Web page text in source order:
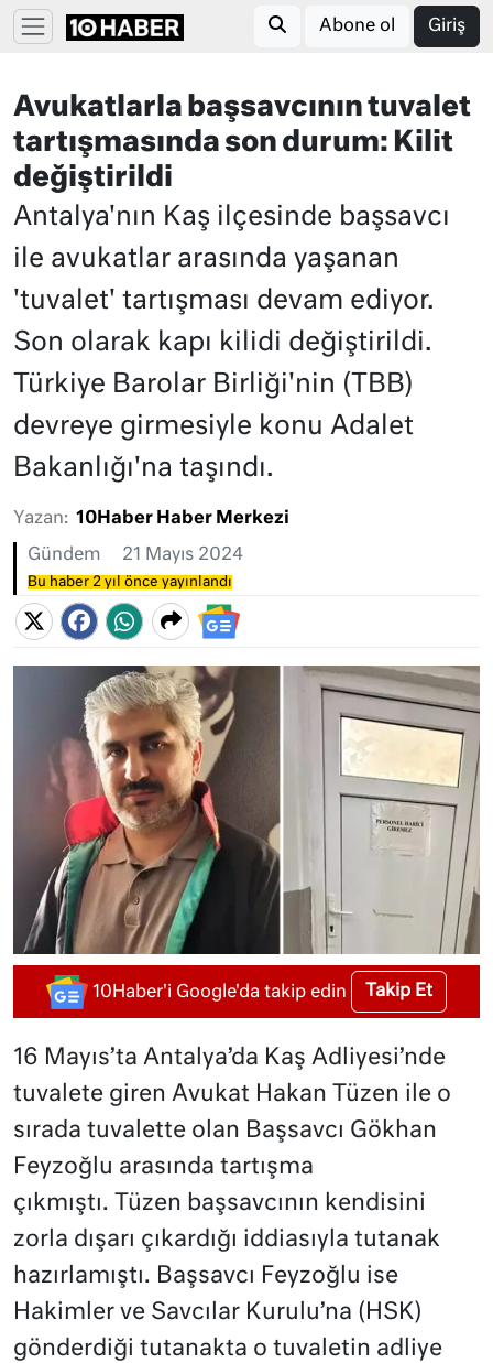
Abone ol Giriş
Avukatlarla başsavcının tuvalet
tartışmasında son durum: Kilit
değiştirildi
Antalya'nın Kaş ilçesinde başsavcı
ile avukatlar arasında yaşanan
'tuvalet' tartışması devam ediyor.
Son olarak kapı kilidi değiştirildi.
Türkiye Barolar Birliği'nin (TBB)
devreye girmesiyle konu Adalet
Bakanlığı'na taşındı.
Yazan: 10Haber Haber Merkezi
Gündem 21 Mayıs 2024
Bu haber 2 yıl önce yayınlandı
10Haber'i Google'da takip edin Takip Et
16 Mayıs’ta Antalya’da Kaş Adliyesi’nde
tuvalete giren Avukat Hakan Tüzen ile o
sırada tuvalette olan Başsavcı Gökhan
Feyzoğlu arasında tartışma
çıkmıştı. Tüzen başsavcının kendisini
zorla dışarı çıkardığı iddiasıyla tutanak
hazırlamıştı. Başsavcı Feyzoğlu ise
Hakimler ve Savcılar Kurulu’na (HSK)
gönderdiği tutanakta o tuvaletin adliye